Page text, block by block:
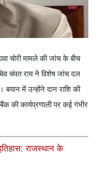
चोरी मामले की जांच के बीच
चंपत राय ने विशेष जांच दल
में उन्होंने दान राशि की
की कार्यप्रणाली पर कई गंभीर
राजस्थान के